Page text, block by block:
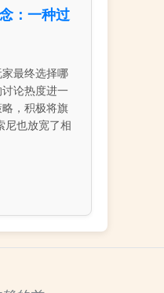
：一种过
最终选择哪
论热度进一
，积极将旗
尼也放宽了相